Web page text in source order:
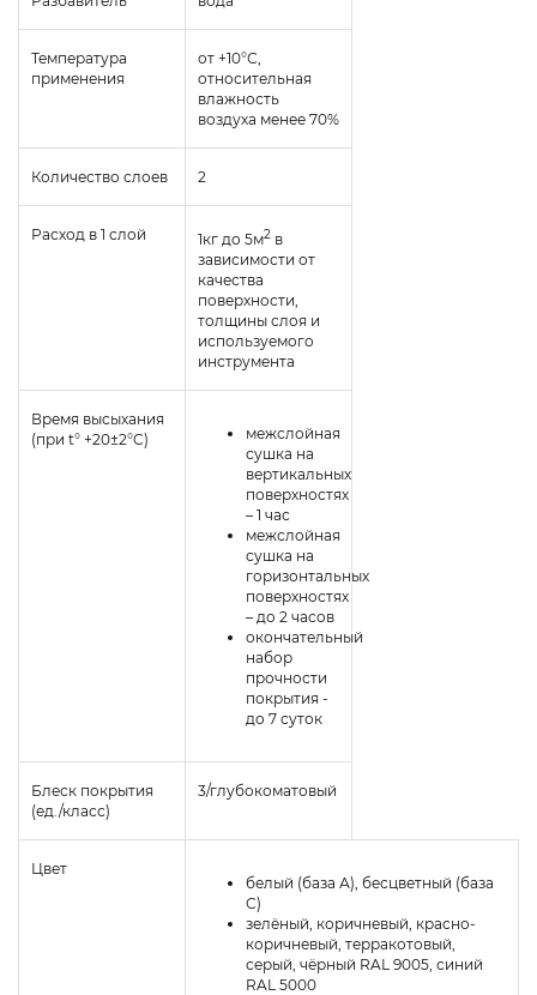
Температура
применения
от +10°С,
относительная
влажность
воздуха менее 70%
Количество слоев 2
Расход в 1 слой 1кг до 5м2 в
зависимости от
качества
поверхности,
толщины слоя и
используемого
инструмента
Время высыхания
(при t° +20±2°C)
межслойная
сушка на
вертикальных
поверхностях
– 1 час
межслойная
сушка на
горизонтальных
поверхностях
– до 2 часов
окончательный
набор
прочности
покрытия -
до 7 суток
Блеск покрытия
(ед./класс)
3/глубокоматовый
Цвет
белый (база А), бесцветный (база
С)
зелёный, коричневый, красно-
коричневый, терракотовый,
серый, чёрный RAL 9005, синий
RAL 5000